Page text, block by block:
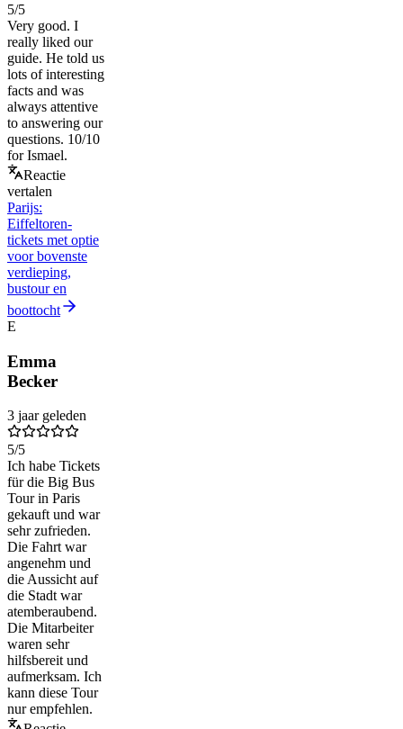
5/5
Very good. I
really liked our
guide. He told us
lots of interesting
facts and was
always attentive
to answering our
questions. 10/10
for Ismael.
Reactie
vertalen
Parijs:
Eiffeltoren-
tickets met optie
voor bovenste
verdieping,
bustour en
boottocht
E
Emma
Becker
3 jaar geleden
5/5
Ich habe Tickets
für die Big Bus
Tour in Paris
gekauft und war
sehr zufrieden.
Die Fahrt war
angenehm und
die Aussicht auf
die Stadt war
atemberaubend.
Die Mitarbeiter
waren sehr
hilfsbereit und
aufmerksam. Ich
kann diese Tour
nur empfehlen.